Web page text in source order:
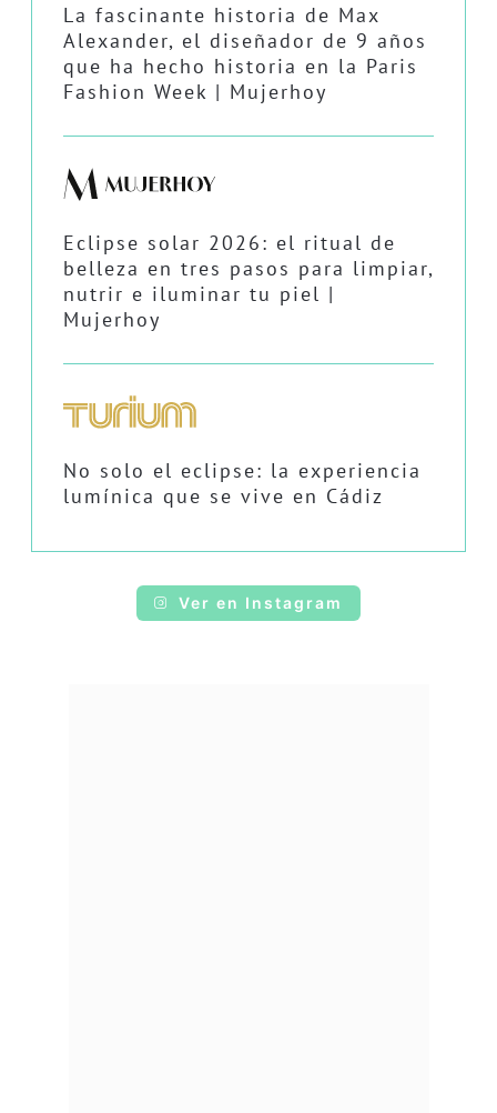
La fascinante historia de Max
Alexander, el diseñador de 9 años
que ha hecho historia en la Paris
Fashion Week | Mujerhoy
Eclipse solar 2026: el ritual de
belleza en tres pasos para limpiar,
nutrir e iluminar tu piel |
Mujerhoy
No solo el eclipse: la experiencia
lumínica que se vive en Cádiz
Ver en Instagram